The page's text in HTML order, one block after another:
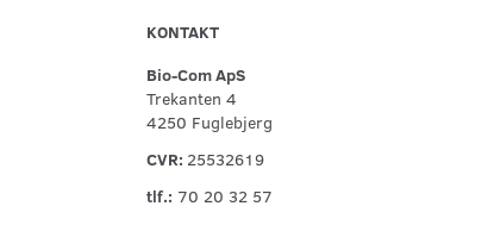
KONTAKT
Bio-Com ApS
Trekanten 4
4250 Fuglebjerg
CVR: 25532619
tlf.: 70 20 32 57